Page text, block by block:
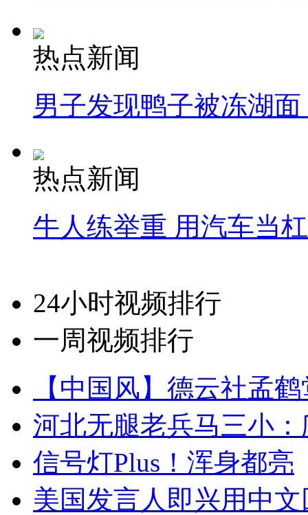
热点新闻
男子发现鸭子被冻湖
热点新闻
牛人练举重 用汽车当
24小时视频排行
一周视频排行
【中国风】德云社孟
河北无腿老兵马三小
信号灯Plus！浑身都亮
美国发言人即兴用中